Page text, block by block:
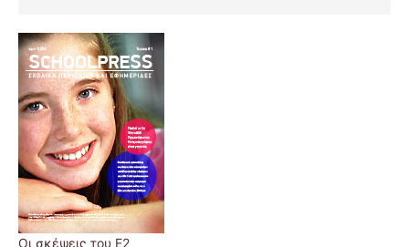
Οι σκέψεις του Ε2